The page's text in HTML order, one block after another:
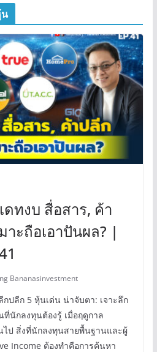
ดทงบ สื่อสาร, ค้า
ะถือเอาปันผล? |
Bananasinvestment
กปลีก 5 หุ้นเด่น น่าจับตา: เจาะลึก
ที่นักลงทุนต้องรู้ เมื่อฤดูกาล
ไป สิ่งที่นักลงทุนสายพื้นฐานและผู้
Income ต้องทำคือการค้นหา